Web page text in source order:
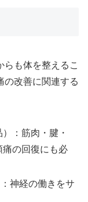
も体を整えるこ
の改善に関連する
：筋肉・腱・
の回復にも必
神経の働きをサ